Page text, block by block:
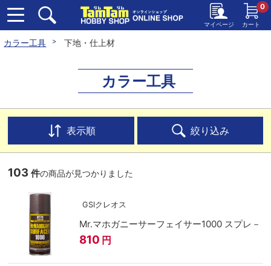
マイページ カート
0
カラー工具 下地・仕上材
カラー工具
表示順 絞り込み
103 件の商品が見つかりました
GSIクレオス
Mr.マホガニーサーフェイサー1000 スプレ－
810 円